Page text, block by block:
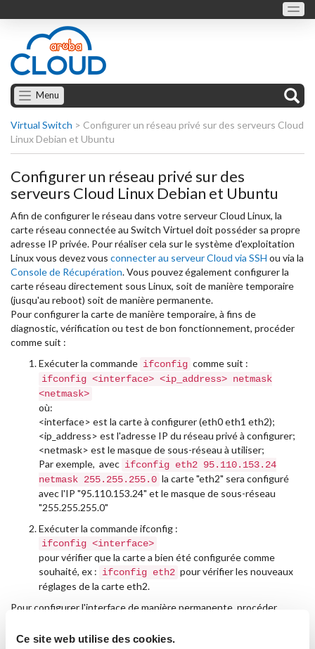
Ce site web utilise des cookies.
Menu
Virtual Switch > Configurer un réseau privé sur des serveurs Cloud
Linux Debian et Ubuntu
Configurer un réseau privé sur des
serveurs Cloud Linux Debian et Ubuntu
Afin de configurer le réseau dans votre serveur Cloud Linux, la
carte réseau connectée au Switch Virtuel doit posséder sa propre
adresse IP privée. Pour réaliser cela sur le système d'exploitation
Linux vous devez vous connecter au serveur Cloud via SSH ou via la
Console de Récupération. Vous pouvez également configurer la
carte réseau directement sous Linux, soit de manière temporaire
(jusqu'au reboot) soit de manière permanente.
Pour configurer la carte de manière temporaire, à fins de
diagnostic, vérification ou test de bon fonctionnement, procéder
comme suit :
Exécuter la commande ifconfig comme suit :
ifconfig <interface> <ip_address> netmask
<netmask>
où:
<interface> est la carte à configurer (eth0 eth1 eth2);
<ip_address> est l'adresse IP du réseau privé à configurer;
<netmask> est le masque de sous-réseau à utiliser;
Par exemple, avec ifconfig eth2 95.110.153.24
netmask 255.255.255.0 la carte "eth2" sera configuré
avec l'IP "95.110.153.24" et le masque de sous-réseau
"255.255.255.0"
Exécuter la commande ifconfig :
ifconfig <interface>
pour vérifier que la carte a bien été configurée comme
souhaité, ex : ifconfig eth2 pour vérifier les nouveaux
réglages de la carte eth2.
Pour configurer l'interface de manière permanente, procéder
auto lo